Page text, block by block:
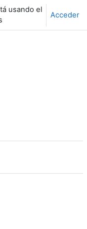
usando el
Acceder